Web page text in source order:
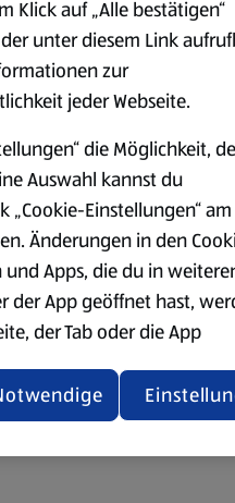
Bio-Produkte
Milchprodukte &
Eier
Klick auf „Alle bestätigen“
unter diesem Link
zur
jeder Webseite.
die Möglichkeit,
Auswahl kannst du
Einstellungen“
Änderungen in den
Apps, die du in
der App geöffnet hast,
der Tab oder die App
wieder geöffnet